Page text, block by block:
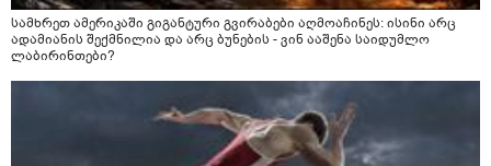
სამხრეთ ამერიკაში გიგანტური გვირაბები აღმოაჩინეს: ისინი არც
ადამიანის შექმნილია და არც ბუნების - ვინ ააშენა საიდუმლო
ლაბირინთები?